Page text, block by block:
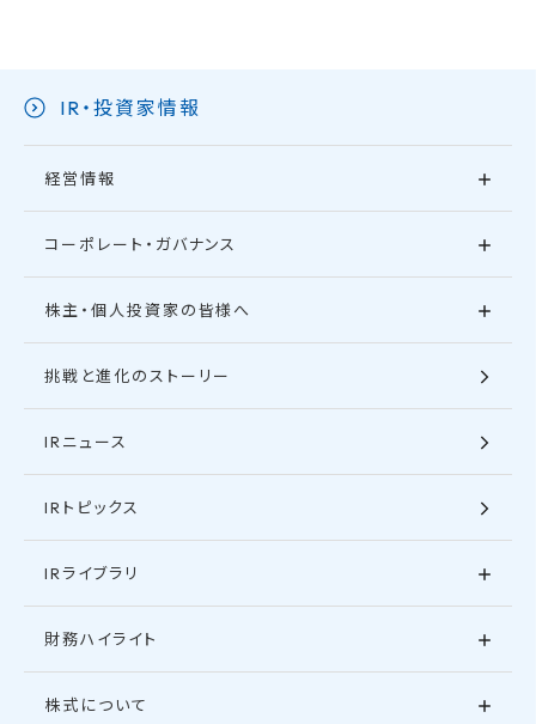
IR・投資家情報
経営情報
コーポレート・ガバナンス
株主・個人投資家の皆様へ
挑戦と進化のストーリー
IRニュース
IRトピックス
IRライブラリ
財務ハイライト
株式について